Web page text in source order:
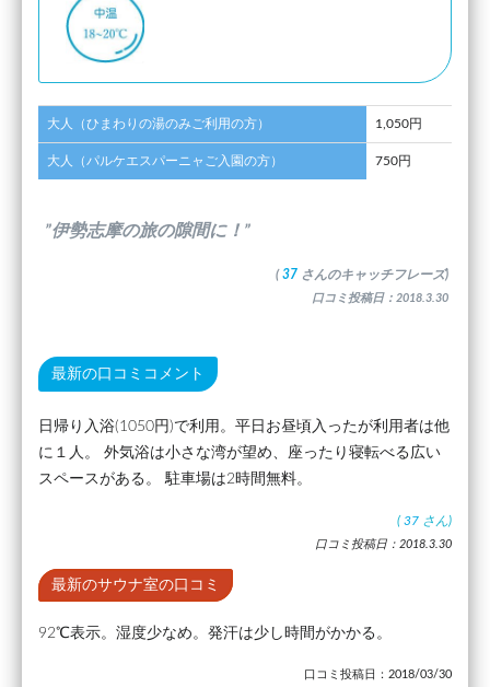
大人（ひまわりの湯のみご利用の方） 1,050円
大人（パルケエスパーニャご入園の方） 750円
”伊勢志摩の旅の隙間に！”
( 37 さんのキャッチフレーズ)
口コミ投稿日：2018.3.30
最新の口コミコメント
日帰り入浴(1050円)で利用。平日お昼頃入ったが利用者は他
に１人。 外気浴は小さな湾が望め、座ったり寝転べる広い
スペースがある。 駐車場は2時間無料。
( 37 さん)
口コミ投稿日：2018.3.30
最新のサウナ室の口コミ
92℃表示。湿度少なめ。発汗は少し時間がかかる。
口コミ投稿日：2018/03/30